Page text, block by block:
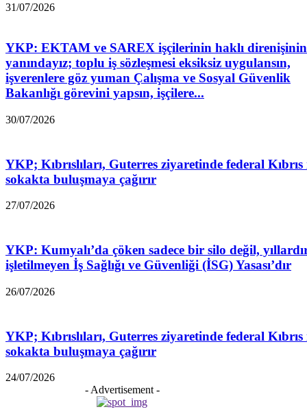
31/07/2026
YKP: EKTAM ve SAREX işçilerinin haklı direnişinin
yanındayız; toplu iş sözleşmesi eksiksiz uygulansın,
işverenlere göz yuman Çalışma ve Sosyal Güvenlik
Bakanlığı görevini yapsın, işçilere...
30/07/2026
YKP; Kıbrıslıları, Guterres ziyaretinde federal
sokakta buluşmaya çağırır
27/07/2026
YKP: Kumyalı’da çöken sadece bir silo değil,
işletilmeyen İş Sağlığı ve Güvenliği (İSG) Yasası’dır
26/07/2026
YKP; Kıbrıslıları, Guterres ziyaretinde federal
sokakta buluşmaya çağırır
24/07/2026
- Advertisement -